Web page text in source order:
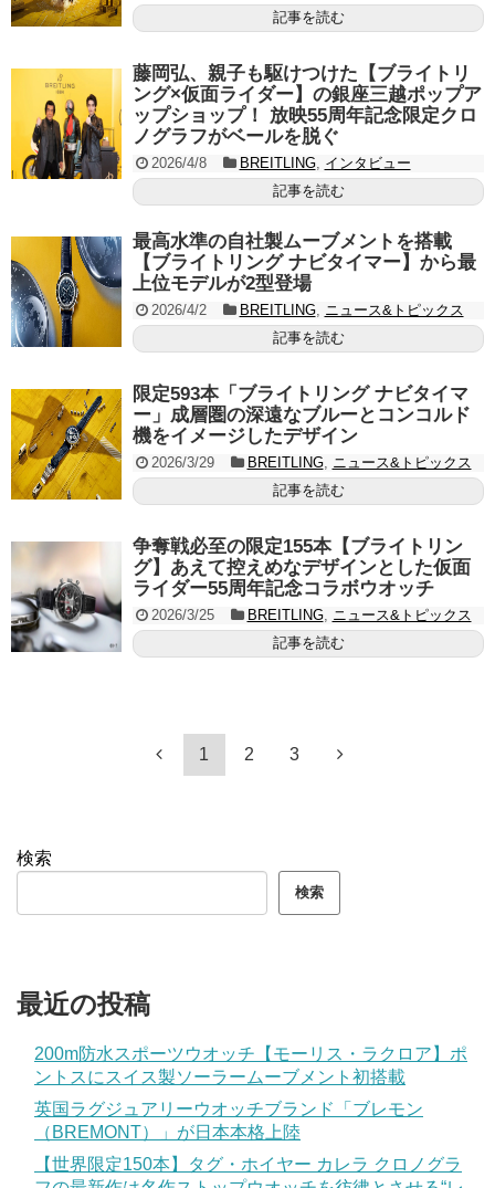
記事を読む
藤岡弘、親子も駆けつけた【ブライトリ
ング×仮面ライダー】の銀座三越ポップア
ップショップ！ 放映55周年記念限定クロ
ノグラフがベールを脱ぐ
2026/4/8 BREITLING, インタビュー
記事を読む
最高水準の自社製ムーブメントを搭載
【ブライトリング ナビタイマー】から最
上位モデルが2型登場
2026/4/2 BREITLING, ニュース&トピックス
記事を読む
限定593本「ブライトリング ナビタイマ
ー」成層圏の深遠なブルーとコンコルド
機をイメージしたデザイン
2026/3/29 BREITLING, ニュース&トピックス
記事を読む
争奪戦必至の限定155本【ブライトリン
グ】あえて控えめなデザインとした仮面
ライダー55周年記念コラボウオッチ
2026/3/25 BREITLING, ニュース&トピックス
記事を読む
1 2 3
検索
検索
最近の投稿
200m防水スポーツウオッチ【モーリス・ラクロア】ポ
ントスにスイス製ソーラームーブメント初搭載
英国ラグジュアリーウオッチブランド「ブレモン
（BREMONT）」が日本本格上陸
【世界限定150本】タグ・ホイヤー カレラ クロノグラ